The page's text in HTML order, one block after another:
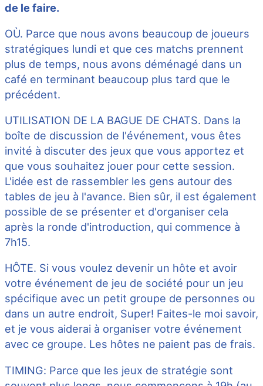
de le faire.
OÙ. Parce que nous avons beaucoup de joueurs
stratégiques lundi et que ces matchs prennent
plus de temps, nous avons déménagé dans un
café en terminant beaucoup plus tard que le
précédent.
UTILISATION DE LA BAGUE DE CHATS. Dans la
boîte de discussion de l'événement, vous êtes
invité à discuter des jeux que vous apportez et
que vous souhaitez jouer pour cette session.
L'idée est de rassembler les gens autour des
tables de jeu à l'avance. Bien sûr, il est également
possible de se présenter et d'organiser cela
après la ronde d'introduction, qui commence à
7h15.
HÔTE. Si vous voulez devenir un hôte et avoir
votre événement de jeu de société pour un jeu
spécifique avec un petit groupe de personnes ou
dans un autre endroit, Super! Faites-le moi savoir,
et je vous aiderai à organiser votre événement
avec ce groupe. Les hôtes ne paient pas de frais.
TIMING: Parce que les jeux de stratégie sont